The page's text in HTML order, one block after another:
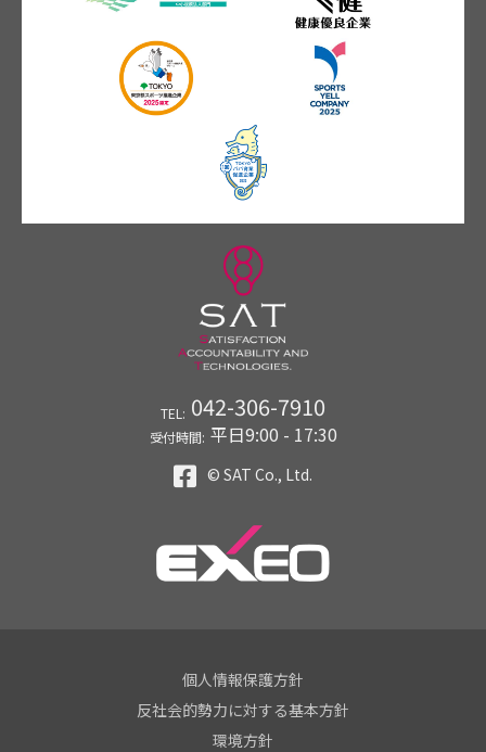
TEL: 042-306-7910
受付時間: 平日9:00 - 17:30
© SAT Co., Ltd.
個人情報保護方針
反社会的勢力に対する基本方針
環境方針